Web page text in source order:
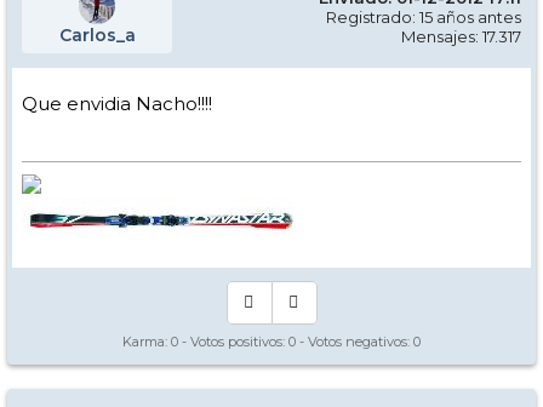
Carlos_a
Registrado: 15 años antes
Mensajes: 17.317
Que envidia Nacho!!!!
Karma: 0 - Votos positivos: 0 - Votos negativos: 0